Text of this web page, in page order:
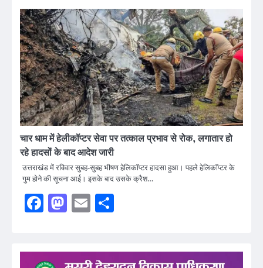
चार धाम में हेलीकॉप्टर सेवा पर तत्काल प्रभाव से रोक, लगातार हो
रहे हादसों के बाद आदेश जारी
उत्तराखंड में रविवार सुबह-सुबह भीषण हेलिकॉप्टर हादसा हुआ। पहले हेलिकॉप्टर के
गुम होने की सूचना आई। इसके बाद उसके क्रैश…
Facebook
Mastodon
Email